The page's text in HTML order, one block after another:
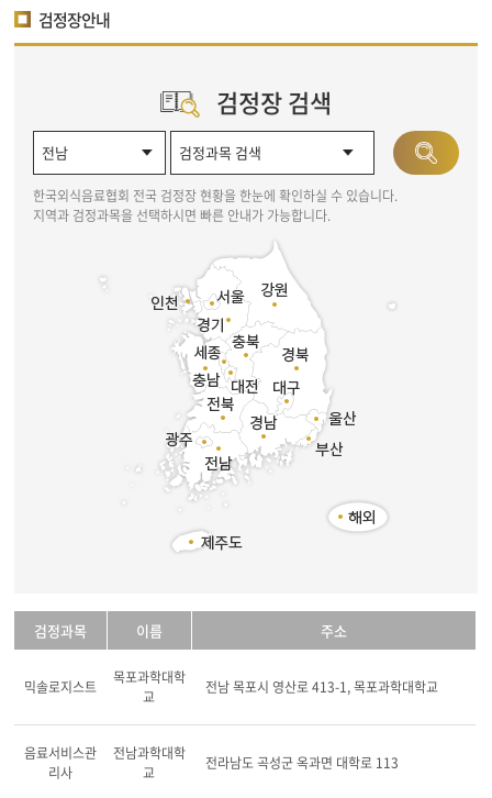
검정장안내
검정장 검색
한국외식음료협회 전국 검정장 현황을 한눈에 확인하실 수 있습니다.
지역과 검정과목을 선택하시면 빠른 안내가 가능합니다.
검정과목 이름 주소
믹솔로지스트
목포과학대학
교
전남 목포시 영산로 413-1, 목포과학대학교
음료서비스관
리사
전남과학대학
교
전라남도 곡성군 옥과면 대학로 113